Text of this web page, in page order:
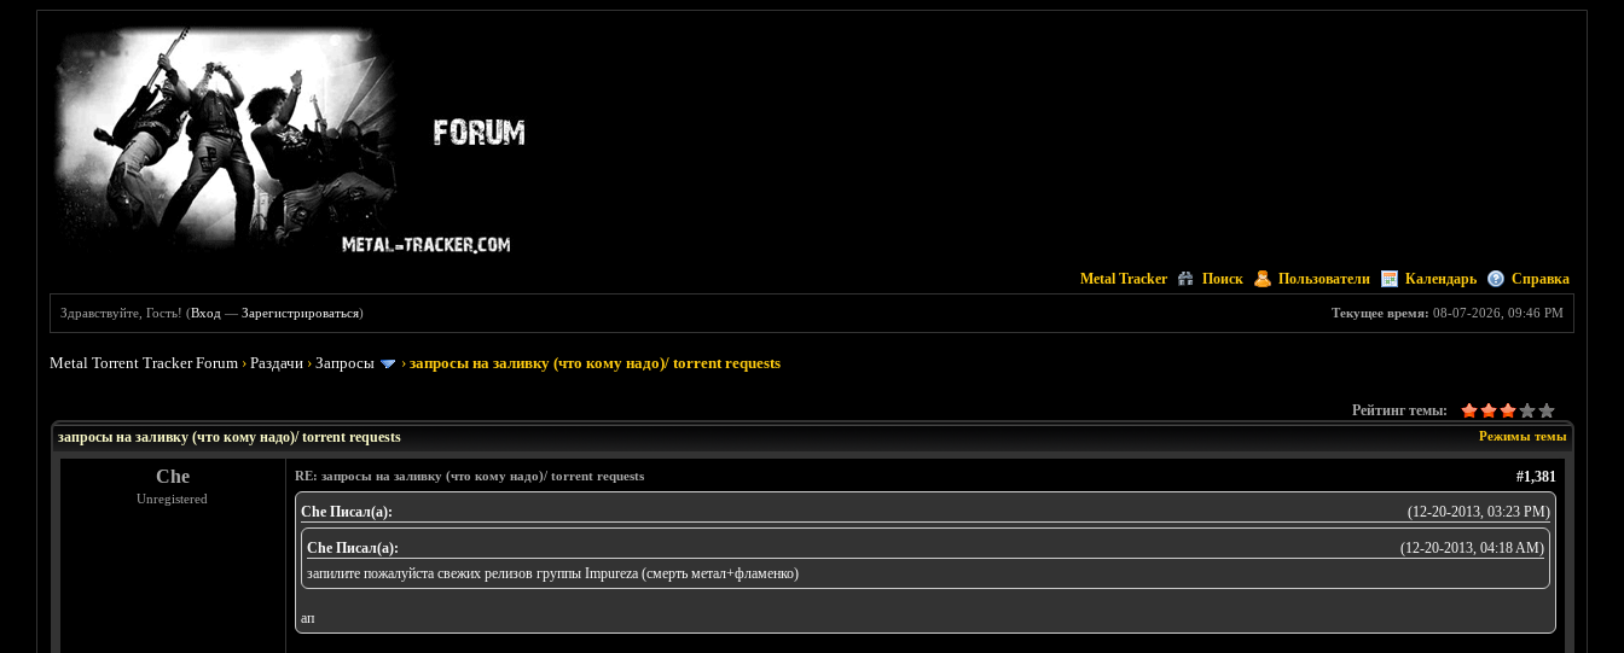
Metal Tracker Поиск Пользователи Календарь Справка
Текущее время: 08-07-2026, 09:46 PM
Здравствуйте, Гость! (Вход —Зарегистрироваться)
Metal Torrent Tracker Forum ›Раздачи ›Запросы ›запросы на заливку (что кому надо)/ torrent requests
Рейтинг темы:
Режимы темы
запросы на заливку (что кому надо)/ torrent requests
Che
Unregistered
#1,381
RE: запросы на заливку (что кому надо)/ torrent requests
(12-20-2013, 03:23 PM)
Che Писал(а):
(12-20-2013, 04:18 AM)
Che Писал(а):
запилите пожалуйста свежих релизов группы Impureza (смерть метал+фламенко)
ап